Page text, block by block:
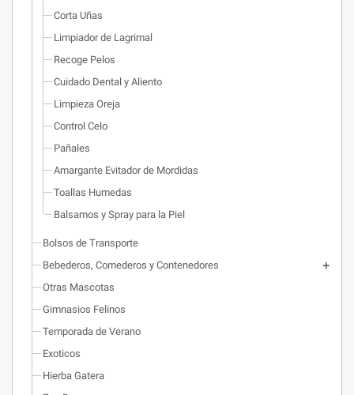
Corta Uñas
Limpiador de Lagrimal
Recoge Pelos
Cuidado Dental y Aliento
Limpieza Oreja
Control Celo
Pañales
Amargante Evitador de Mordidas
Toallas Humedas
Balsamos y Spray para la Piel
Bolsos de Transporte
Bebederos, Comederos y Contenedores
Otras Mascotas
Gimnasios Felinos
Temporada de Verano
Exoticos
Hierba Gatera